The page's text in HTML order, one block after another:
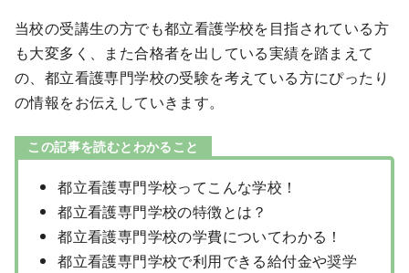
当校の受講生の方でも都立看護学校を目指されている方
も大変多く、また合格者を出している実績を踏まえて
の、都立看護専門学校の受験を考えている方にぴったり
の情報をお伝えしていきます。
この記事を読むとわかること
都立看護専門学校ってこんな学校！
都立看護専門学校の特徴とは？
都立看護専門学校の学費についてわかる！
都立看護専門学校で利用できる給付金や奨学